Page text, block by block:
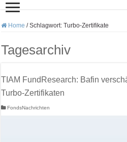
Home / Schlagwort:Turbo-Zertifikate
Tagesarchiv
TIAM FundResearch: Bafin
Turbo-Zertifikaten
FondsNachrichten